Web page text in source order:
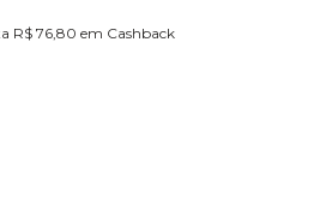
R$ 76,80 em Cashback